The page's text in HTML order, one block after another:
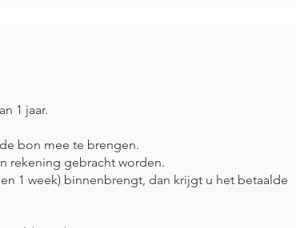
1 jaar.
bon mee te brengen.
rekening gebracht worden.
1 week) binnenbrengt, dan krijgt u het betaalde